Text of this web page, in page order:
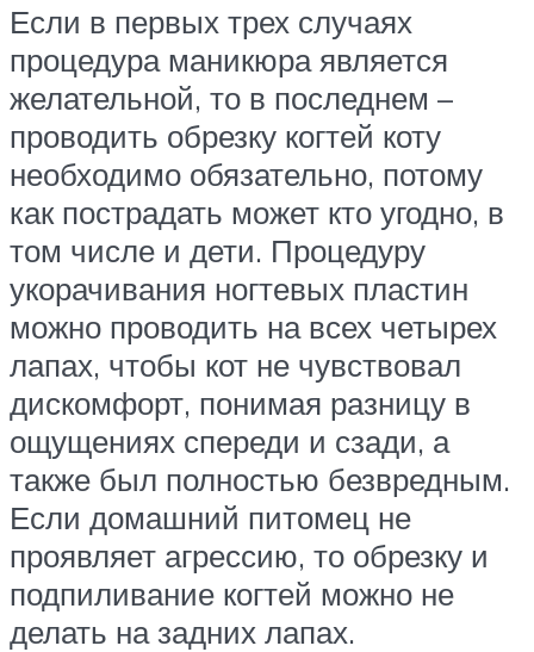
Если в первых трех случаях
процедура маникюра является
желательной, то в последнем –
проводить обрезку когтей коту
необходимо обязательно, потому
как пострадать может кто угодно, в
том числе и дети. Процедуру
укорачивания ногтевых пластин
можно проводить на всех четырех
лапах, чтобы кот не чувствовал
дискомфорт, понимая разницу в
ощущениях спереди и сзади, а
также был полностью безвредным.
Если домашний питомец не
проявляет агрессию, то обрезку и
подпиливание когтей можно не
делать на задних лапах.